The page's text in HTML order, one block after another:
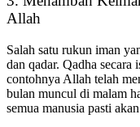
Allah
Salah satu rukun iman
dan qadar. Qadha secara
contohnya Allah telah
bulan muncul di malam
semua manusia pasti